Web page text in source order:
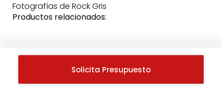
Fotografías de Rock Gris
Productos relacionados:
Solicita Presupuesto